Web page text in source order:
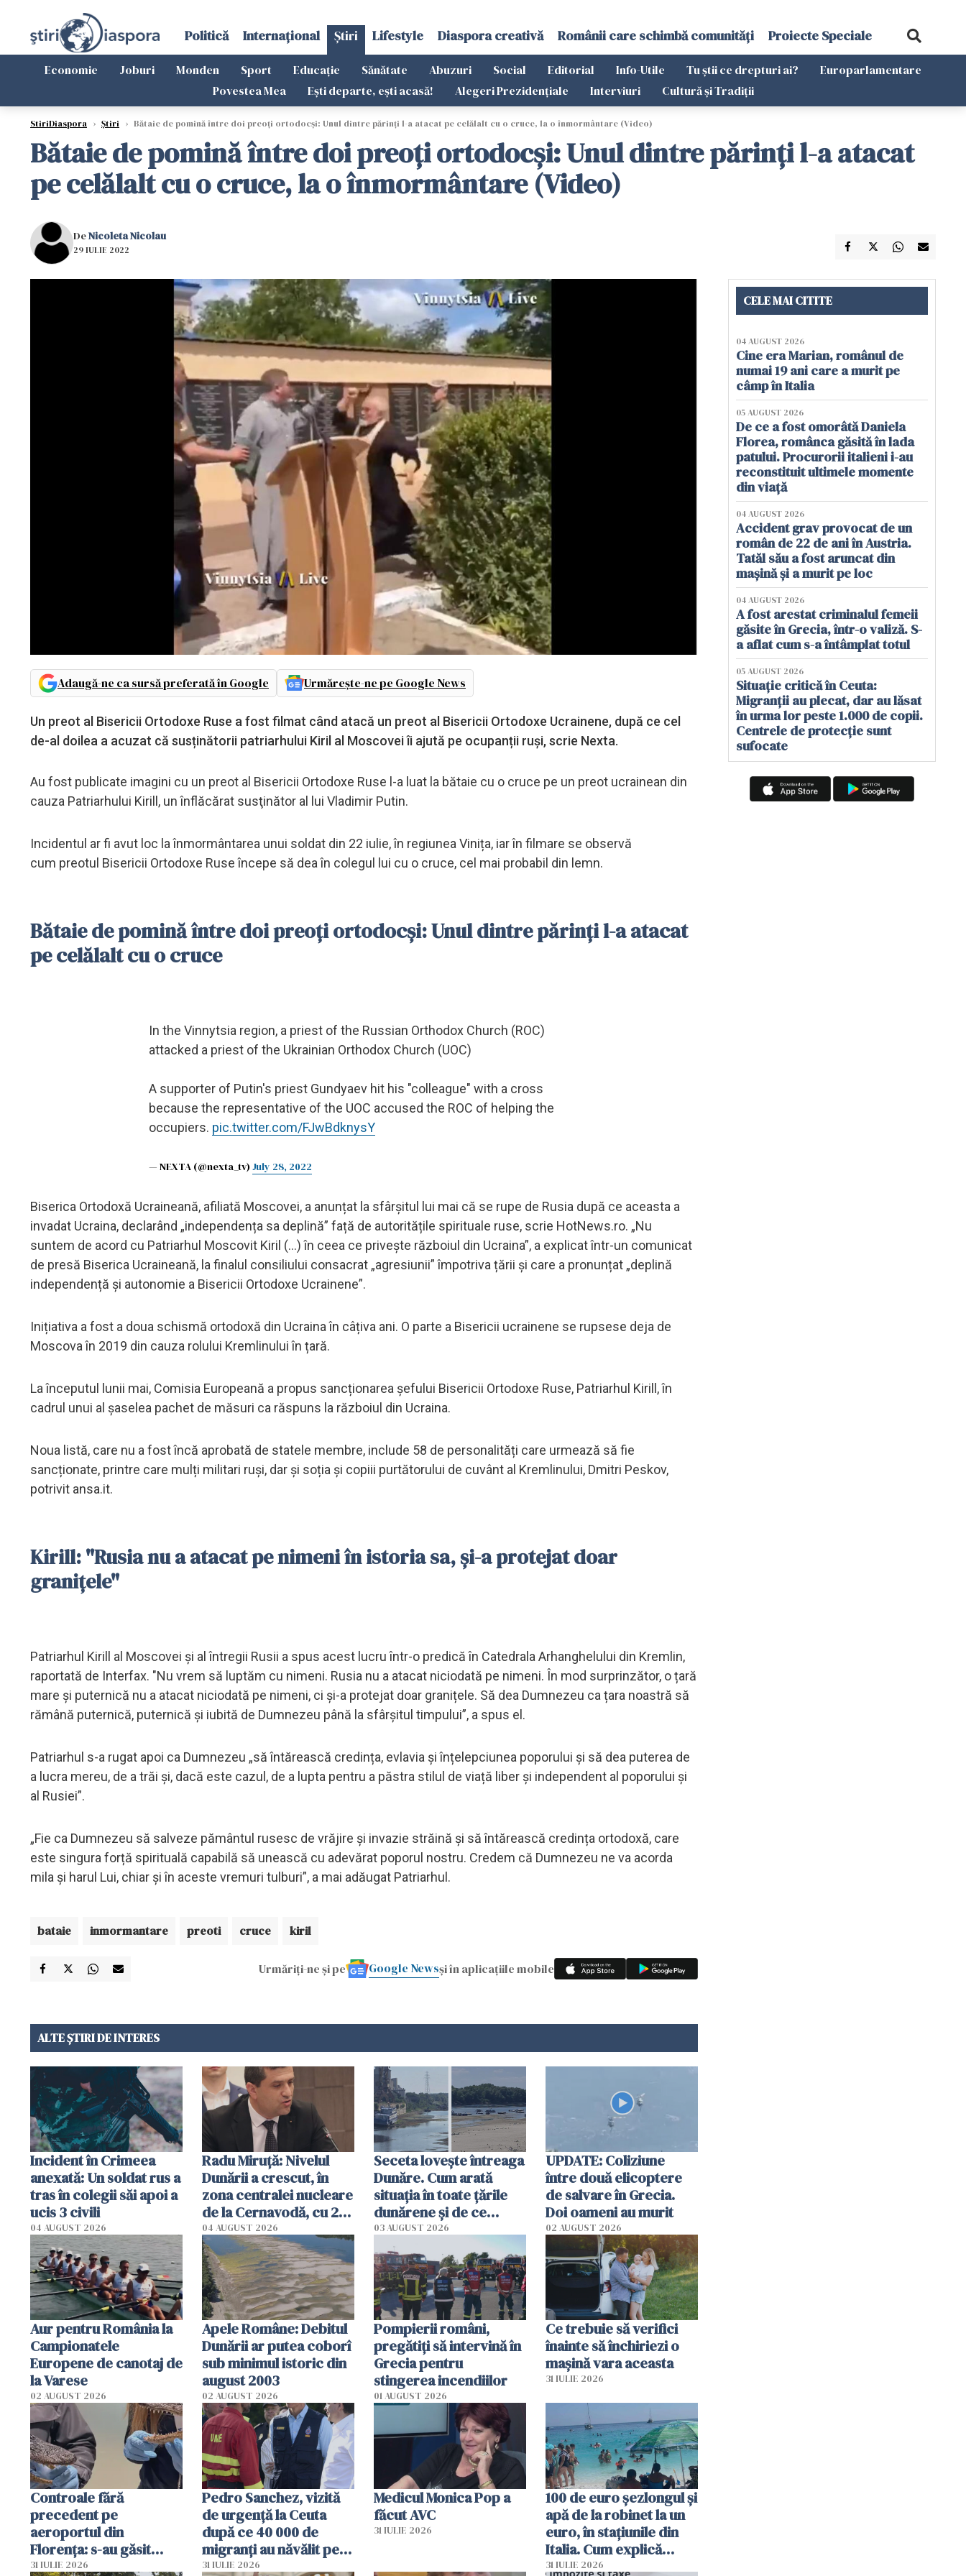
Politică Internațional Știri Lifestyle Diaspora creativă Românii care schimbă comunități Proiecte Speciale
Economie Joburi Monden Sport Educație Sănătate Abuzuri Social Editorial Info-Utile Tu știi ce drepturi ai?
Europarlamentare
Povestea Mea
Ești departe, ești acasă! Alegeri Prezidențiale Interviuri Cultură și Tradiții
StiriDiaspora › Știri › Bătaie de pomină între doi preoți ortodocși: Unul dintre părinți l-a atacat pe celălalt cu o cruce, la o înmormântare (Video)
Bătaie de pomină între doi preoți ortodocși: Unul dintre părinți l-a atacat
pe celălalt cu o cruce, la o înmormântare (Video)
DeNicoleta Nicolau
29 IULIE 2022
Adaugă-ne ca sursă preferată în Google Urmărește-ne pe Google News
Un preot al Bisericii Ortodoxe Ruse a fost filmat când atacă un preot al Bisericii Ortodoxe Ucrainene, după ce cel
de-al doilea a acuzat că susținătorii patriarhului Kiril al Moscovei îi ajută pe ocupanții ruși, scrie Nexta.
Au fost publicate imagini cu un preot al Bisericii Ortodoxe Ruse l-a luat la bătaie cu o cruce pe un preot ucrainean din
cauza Patriarhului Kirill, un înflăcărat susţinător al lui Vladimir Putin.
Incidentul ar fi avut loc la înmormântarea unui soldat din 22 iulie, în regiunea Vinița, iar în filmare se observă
cum preotul Bisericii Ortodoxe Ruse începe să dea în colegul lui cu o cruce, cel mai probabil din lemn.
Bătaie de pomină între doi preoți ortodocși: Unul dintre părinți l-a atacat
pe celălalt cu o cruce
In the Vinnytsia region, a priest of the Russian Orthodox Church (ROC)
attacked a priest of the Ukrainian Orthodox Church (UOC)
A supporter of Putin's priest Gundyaev hit his "colleague" with a cross
because the representative of the UOC accused the ROC of helping the
occupiers. pic.twitter.com/FJwBdknysY
— NEXTA (@nexta_tv)July 28, 2022
Biserica Ortodoxă Ucraineană, afiliată Moscovei, a anunțat la sfârșitul lui mai că se rupe de Rusia după ce aceasta a
invadat Ucraina, declarând „independența sa deplină” față de autoritățile spirituale ruse, scrie HotNews.ro. „Nu
suntem de acord cu Patriarhul Moscovit Kiril (...) în ceea ce privește războiul din Ucraina”, a explicat într-un comunicat
de presă Biserica Ucraineană, la finalul consiliului consacrat „agresiunii” împotriva țării și care a pronunțat „deplină
independență și autonomie a Bisericii Ortodoxe Ucrainene”.
Inițiativa a fost a doua schismă ortodoxă din Ucraina în câțiva ani. O parte a Bisericii ucrainene se rupsese deja de
Moscova în 2019 din cauza rolului Kremlinului în țară.
La începutul lunii mai, Comisia Europeană a propus sancționarea șefului Bisericii Ortodoxe Ruse, Patriarhul Kirill, în
cadrul unui al șaselea pachet de măsuri ca răspuns la războiul din Ucraina.
Noua listă, care nu a fost încă aprobată de statele membre, include 58 de personalități care urmează să fie
sancționate, printre care mulți militari ruși, dar și soția și copiii purtătorului de cuvânt al Kremlinului, Dmitri Peskov,
potrivit ansa.it.
Kirill: "Rusia nu a atacat pe nimeni în istoria sa, și-a protejat doar
granițele"
Patriarhul Kirill al Moscovei și al întregii Rusii a spus acest lucru într-o predică în Catedrala Arhanghelului din Kremlin,
raportată de Interfax. "Nu vrem să luptăm cu nimeni. Rusia nu a atacat niciodată pe nimeni. În mod surprinzător, o țară
mare și puternică nu a atacat niciodată pe nimeni, ci și-a protejat doar granițele. Să dea Dumnezeu ca țara noastră să
rămână puternică, puternică și iubită de Dumnezeu până la sfârşitul timpului”, a spus el.
Patriarhul s-a rugat apoi ca Dumnezeu „să întărească credința, evlavia și înțelepciunea poporului și să dea puterea de
a lucra mereu, de a trăi și, dacă este cazul, de a lupta pentru a păstra stilul de viață liber și independent al poporului și
al Rusiei”.
„Fie ca Dumnezeu să salveze pământul rusesc de vrăjire și invazie străină și să întărească credința ortodoxă, care
este singura forță spirituală capabilă să unească cu adevărat poporul nostru. Credem că Dumnezeu ne va acorda
mila și harul Lui, chiar și în aceste vremuri tulburi”, a mai adăugat Patriarhul.
bataie inmormantare preoti cruce kiril
Urmăriți-ne și pe Google Newsși în aplicațiile mobile
ALTE ȘTIRI DE INTERES
Incident în Crimeea
anexată: Un soldat rus a
tras în colegii săi apoi a
ucis 3 civili
04 AUGUST 2026
Radu Miruţă: Nivelul
Dunării a crescut, în
zona centralei nucleare
de la Cernavodă, cu 2
cm faţă de ziua trecută
04 AUGUST 2026
Seceta lovește întreaga
Dunăre. Cum arată
situația în toate țările
dunărene și de ce
România resimte
efectele, deși a plouat
în iulie
03 AUGUST 2026
UPDATE: Coliziune
între două elicoptere
de salvare în Grecia.
Doi oameni au murit
02 AUGUST 2026
Aur pentru România la
Campionatele
Europene de canotaj de
la Varese
02 AUGUST 2026
Apele Române: Debitul
Dunării ar putea coborî
sub minimul istoric din
august 2003
02 AUGUST 2026
Pompierii români,
pregătiţi să intervină în
Grecia pentru
stingerea incendiilor
01 AUGUST 2026
Ce trebuie să verifici
înainte să închiriezi o
mașină vara aceasta
31 IULIE 2026
Controale fără
precedent pe
aeroportul din
Florența: s-au găsit
capete de aligator și o
31 IULIE 2026
Pedro Sanchez, vizită
de urgență la Ceuta
după ce 40 000 de
migranți au năvălit pe
teritoriul spaniol: „Vom
31 IULIE 2026
Medicul Monica Pop a
făcut AVC
31 IULIE 2026
100 de euro șezlongul și
apă de la robinet la un
euro, în stațiunile din
Italia. Cum explică
autoritățile
31 IULIE 2026
CELE MAI CITITE
04 AUGUST 2026
Cine era Marian, românul de
numai 19 ani care a murit pe
câmp în Italia
05 AUGUST 2026
De ce a fost omorâtă Daniela
Florea, românca găsită în lada
patului. Procurorii italieni i-au
reconstituit ultimele momente
din viață
04 AUGUST 2026
Accident grav provocat de un
român de 22 de ani în Austria.
Tatăl său a fost aruncat din
mașină și a murit pe loc
04 AUGUST 2026
A fost arestat criminalul femeii
găsite în Grecia, într-o valiză. S-
a aflat cum s-a întâmplat totul
05 AUGUST 2026
Situație critică în Ceuta:
Migranții au plecat, dar au lăsat
în urma lor peste 1.000 de copii.
Centrele de protecție sunt
sufocate